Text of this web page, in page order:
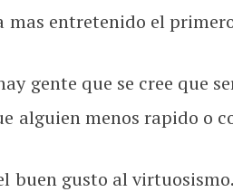
mas entretenido el
gente que se cree que
alguien menos rapido o
buen gusto al virtuosismo.